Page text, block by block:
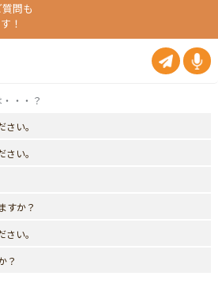
問も
！
い。
い。
すか？
い。
？